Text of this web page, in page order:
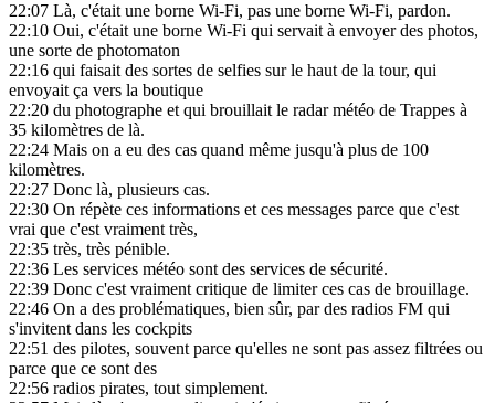
22:07 Là, c'était une borne Wi-Fi, pas une borne Wi-Fi, pardon.
22:10 Oui, c'était une borne Wi-Fi qui servait à envoyer des photos,
une sorte de photomaton
22:16 qui faisait des sortes de selfies sur le haut de la tour, qui
envoyait ça vers la boutique
22:20 du photographe et qui brouillait le radar météo de Trappes à
35 kilomètres de là.
22:24 Mais on a eu des cas quand même jusqu'à plus de 100
kilomètres.
22:27 Donc là, plusieurs cas.
22:30 On répète ces informations et ces messages parce que c'est
vrai que c'est vraiment très,
22:35 très, très pénible.
22:36 Les services météo sont des services de sécurité.
22:39 Donc c'est vraiment critique de limiter ces cas de brouillage.
22:46 On a des problématiques, bien sûr, par des radios FM qui
s'invitent dans les cockpits
22:51 des pilotes, souvent parce qu'elles ne sont pas assez filtrées ou
parce que ce sont des
22:56 radios pirates, tout simplement.